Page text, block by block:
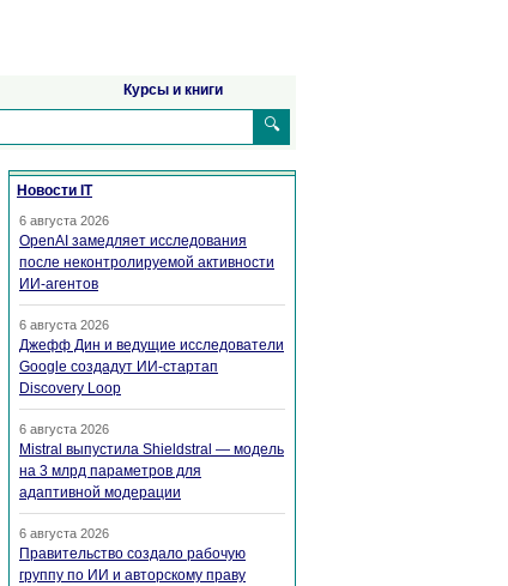
Курсы и книги
🔍
Новости IT
6 августа 2026
OpenAI замедляет исследования
после неконтролируемой активности
ИИ-агентов
6 августа 2026
Джефф Дин и ведущие исследователи
Google создадут ИИ-стартап
Discovery Loop
6 августа 2026
Mistral выпустила Shieldstral — модель
на 3 млрд параметров для
адаптивной модерации
6 августа 2026
Правительство создало рабочую
группу по ИИ и авторскому праву